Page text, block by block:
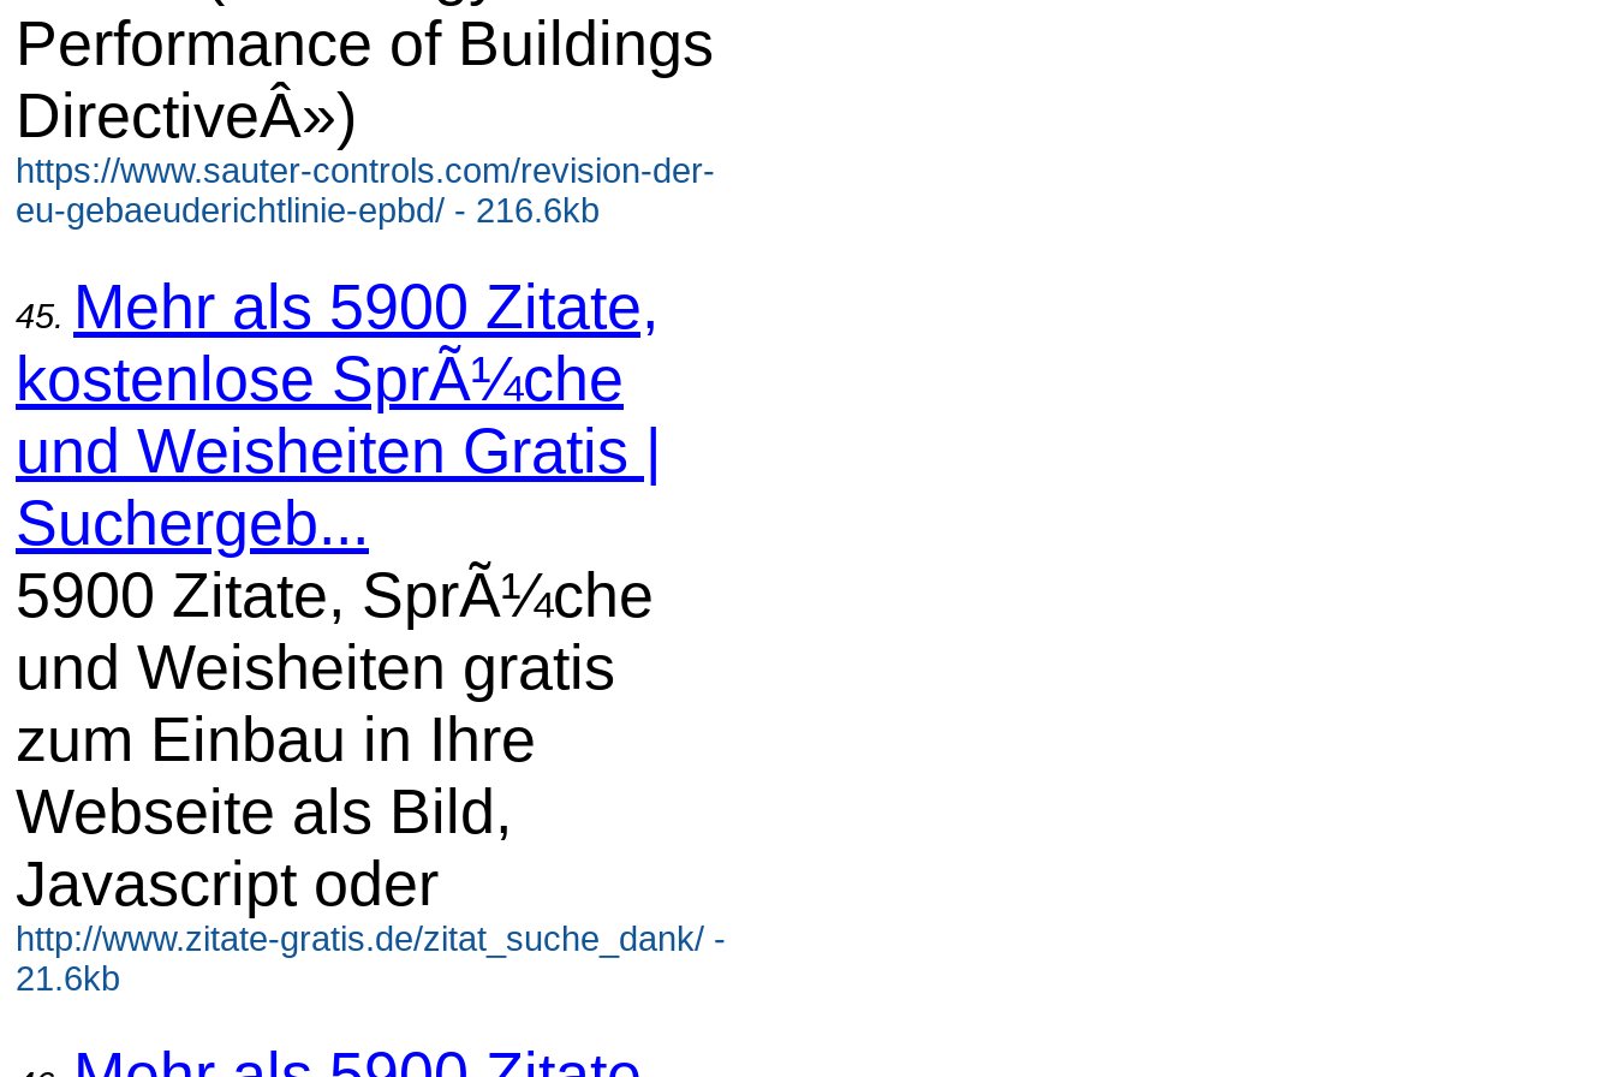
Performance of Buildings
DirectiveÂ»)
https://www.sauter-controls.com/revision-der-
eu-gebaeuderichtlinie-epbd/ - 216.6kb
45. Mehr als 5900 Zitate,
kostenlose SprÃ¼che
und Weisheiten Gratis |
Suchergeb...
5900 Zitate, SprÃ¼che
und Weisheiten gratis
zum Einbau in Ihre
Webseite als Bild,
Javascript oder
http://www.zitate-gratis.de/zitat_suche_dank/ -
21.6kb